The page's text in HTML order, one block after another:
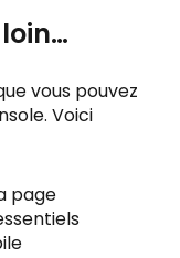
vous pouvez
Voici
page